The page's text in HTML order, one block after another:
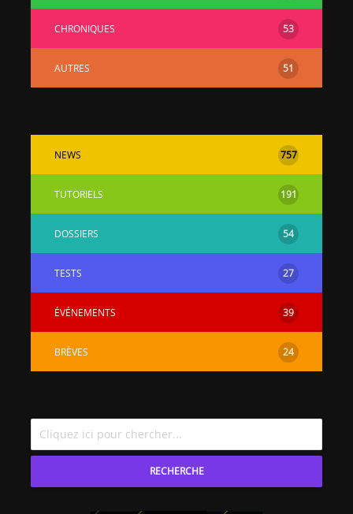
CHRONIQUES 53
AUTRES 51
NEWS 757
TUTORIELS 191
DOSSIERS 54
TESTS 27
ÉVÉNEMENTS 39
BRÈVES 24
RECHERCHE